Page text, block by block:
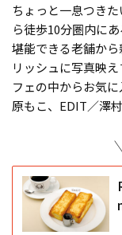
ちょっと一息つき
ら徒歩10分圏内に
堪能できる老舗か
リッシュに写真映
フェの中からお気
原もこ、EDIT／澤村